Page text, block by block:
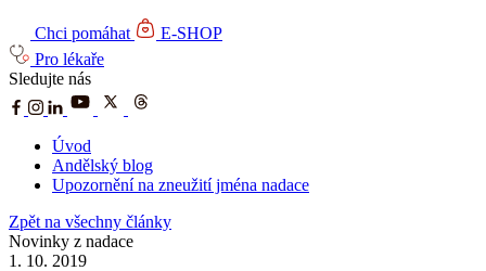
Chci pomáhat
E-SHOP
Pro lékaře
Sledujte nás
Úvod
Andělský blog
Upozornění na zneužití jména nadace
Zpět na všechny články
Novinky z nadace
1. 10. 2019